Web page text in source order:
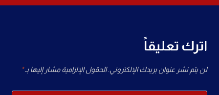
اترك تعليقاً
لن يتم نشر عنوان بريدك الإلكتروني. الحقول الإلزامية مشار إليها بـ*